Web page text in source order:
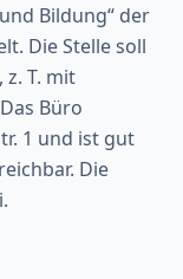
Bildung“ der
Die Stelle soll
T. mit
Büro
1 und ist gut
Die